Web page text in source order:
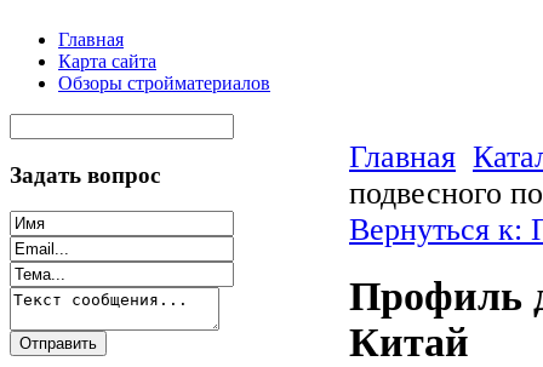
Главная
Карта сайта
Обзоры стройматериалов
Задать вопрос
Главная
подвесного
Вернуться к:
Профиль
Китай